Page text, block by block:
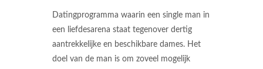
Datingprogramma waarin een single man in
een liefdesarena staat tegenover dertig
aantrekkelijke en beschikbare dames. Het
doel van de man is om zoveel mogelijk